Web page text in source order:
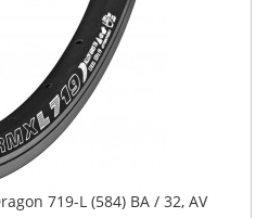
719-L (584) BA / 32, AV